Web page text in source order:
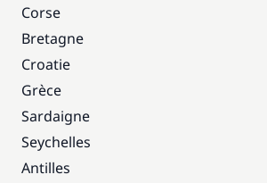
Corse
Bretagne
Croatie
Grèce
Sardaigne
Seychelles
Antilles